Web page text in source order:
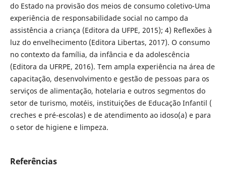
do Estado na provisão dos meios de consumo coletivo-Uma
experiência de responsabilidade social no campo da
assistência a criança (Editora da UFPE, 2015); 4) Reflexões à
luz do envelhecimento (Editora Libertas, 2017). O consumo
no contexto da família, da infância e da adolescência
(Editora da UFRPE, 2016). Tem ampla experiência na área de
capacitação, desenvolvimento e gestão de pessoas para os
serviços de alimentação, hotelaria e outros segmentos do
setor de turismo, motéis, instituições de Educação Infantil (
creches e pré-escolas) e de atendimento ao idoso(a) e para
o setor de higiene e limpeza.
Referências